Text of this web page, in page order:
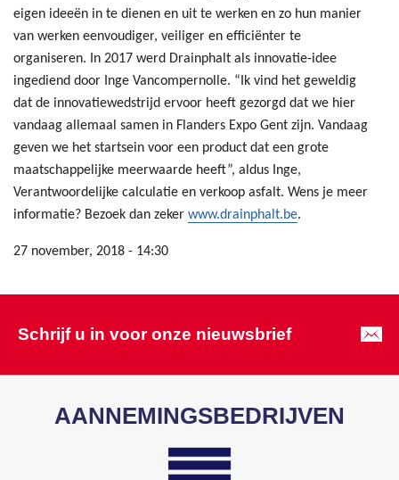
eigen ideeën in te dienen en uit te werken en zo hun manier
van werken eenvoudiger, veiliger en efficiënter te
organiseren. In 2017 werd Drainphalt als innovatie-idee
ingediend door Inge Vancompernolle. “Ik vind het geweldig
dat de innovatiewedstrijd ervoor heeft gezorgd dat we hier
vandaag allemaal samen in Flanders Expo Gent zijn. Vandaag
geven we het startsein voor een product dat een grote
maatschappelijke meerwaarde heeft”, aldus Inge,
Verantwoordelijke calculatie en verkoop asfalt. Wens je meer
informatie? Bezoek dan zeker www.drainphalt.be.
27 november, 2018 - 14:30
Schrijf u in voor onze nieuwsbrief
AANNEMINGSBEDRIJVEN